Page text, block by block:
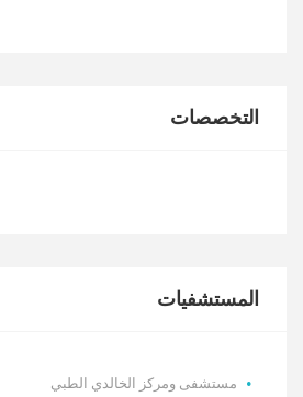
التخصصات
المستشفيات
مستشفى ومركز الخالدي الطبي